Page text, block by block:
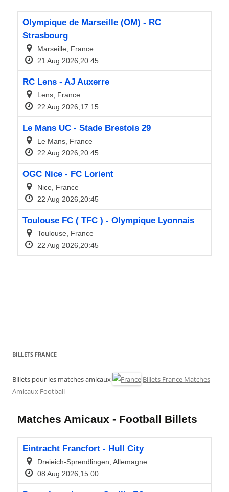
BILLETS FRANCE
Billets pour les matches amicaux
Billets France Matches
Amicaux Football